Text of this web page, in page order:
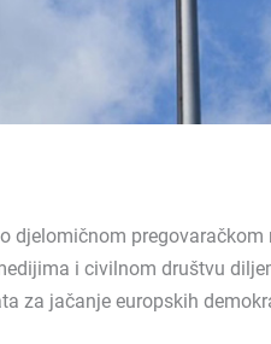
djelomičnom
i civilnom društvu
za jačanje europskih